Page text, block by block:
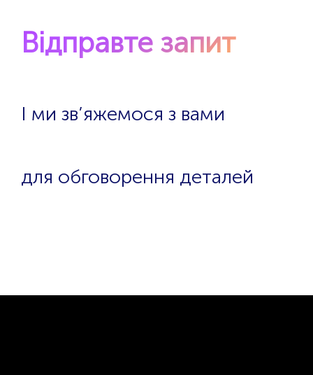
Відправте запит
І ми зв’яжемося з вами
для обговорення деталей